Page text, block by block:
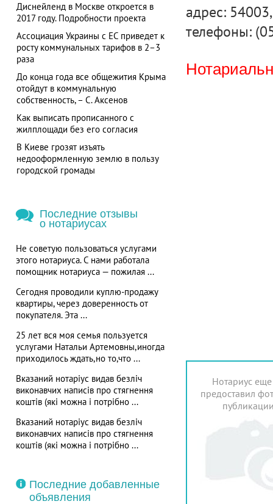
Диснейленд в Москве откроется в
2017 году. Подробности проекта
Ассоциация Украины с ЕС приведет к
росту коммунальных тарифов в 2–3
раза
До конца года все общежития Крыма
отойдут в коммунальную
собственность, – С. Аксенов
Как выписать прописанного с
жилплощади без его согласия
В Киеве грозят изъять
недооформленную землю в пользу
городской громады
Последние отзывы
о нотариусах
Не советую пользоваться услугами
этого нотариуса. С нами работала
помощник нотариуса — пожилая ...
Сегодня проводили куплю-продажу
квартиры, через доверенность от
покупателя. Эта ...
25 лет вся моя семья пользуется
услугами Натальи Артемовны,иногда
приходилось ждать,но то,что ...
Вказаний нотаріус видав безліч
виконавчих написів про стягнення
коштів (які можна і потрібно ...
Вказаний нотаріус видав безліч
виконавчих написів про стягнення
коштів (які можна і потрібно ...
Последние добавленные
объявления
адрес:
телефоны:
Нотариус
предоставил